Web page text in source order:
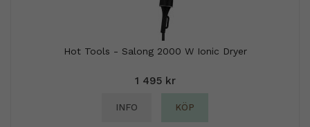
Hot Tools - Salong 2000 W Ionic Dryer
1 495 kr
INFO KÖP